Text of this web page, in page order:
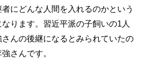
にどんな人間を入れるのかという
ります。習近平派の子飼いの1人
んの後継になるとみられていたの
さんです。